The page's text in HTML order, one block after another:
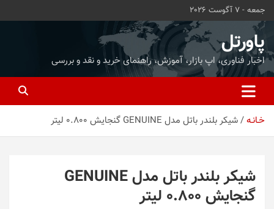
محتوا
بروید
جمعه - 7 آگوست 2026
پاورتل
اخبار فناوری، اپ بازار، آموزش، راهنمای خرید و نقد و بررسی
خـانـه شیکر بلندر باتل مدل GENUINE گنجایش 0.800 لیتر
شیکر بلندر باتل مدل GENUINE
گنجایش 0.800 لیتر